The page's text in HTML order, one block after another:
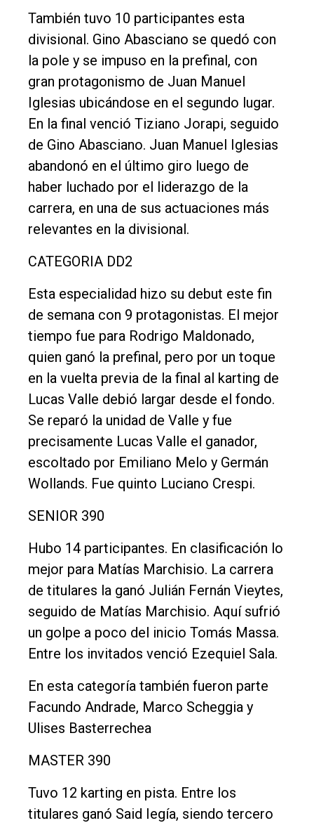
También tuvo 10 participantes esta
divisional. Gino Abasciano se quedó con
la pole y se impuso en la prefinal, con
gran protagonismo de Juan Manuel
Iglesias ubicándose en el segundo lugar.
En la final venció Tiziano Jorapi, seguido
de Gino Abasciano. Juan Manuel Iglesias
abandonó en el último giro luego de
haber luchado por el liderazgo de la
carrera, en una de sus actuaciones más
relevantes en la divisional.
CATEGORIA DD2
Esta especialidad hizo su debut este fin
de semana con 9 protagonistas. El mejor
tiempo fue para Rodrigo Maldonado,
quien ganó la prefinal, pero por un toque
en la vuelta previa de la final al karting de
Lucas Valle debió largar desde el fondo.
Se reparó la unidad de Valle y fue
precisamente Lucas Valle el ganador,
escoltado por Emiliano Melo y Germán
Wollands. Fue quinto Luciano Crespi.
SENIOR 390
Hubo 14 participantes. En clasificación lo
mejor para Matías Marchisio. La carrera
de titulares la ganó Julián Fernán Vieytes,
seguido de Matías Marchisio. Aquí sufrió
un golpe a poco del inicio Tomás Massa.
Entre los invitados venció Ezequiel Sala.
En esta categoría también fueron parte
Facundo Andrade, Marco Scheggia y
Ulises Basterrechea
MASTER 390
Tuvo 12 karting en pista. Entre los
titulares ganó Said Iegía, siendo tercero